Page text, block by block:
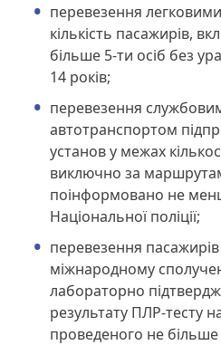
перевезення
кількість пасажирів,
більше 5-ти осіб без
14 років;
перевезення
автотранспортом
установ у межах
виключно за
поінформовано не
Національної поліції;
перевезення
міжнародному
лабораторно
результату ПЛР-тесту
проведеного не більше